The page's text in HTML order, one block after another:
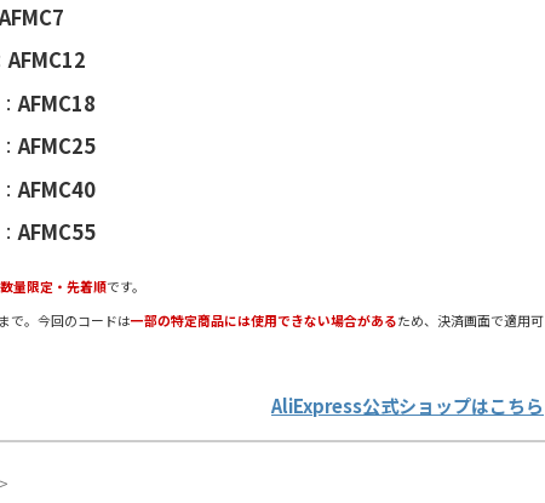
AFMC7
AFMC12
AFMC18
AFMC25
AFMC40
AFMC55
数量限定・先着順です。
で。今回のコードは一部の特定商品には使用できない場合があるため、決済画面で適用可
AliExpress公式ショップはこちら
>